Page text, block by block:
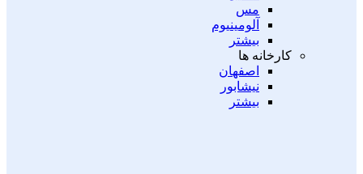
مس
آلومینیوم
بیشتر
کارخانه ها
اصفهان
نیشابور
بیشتر